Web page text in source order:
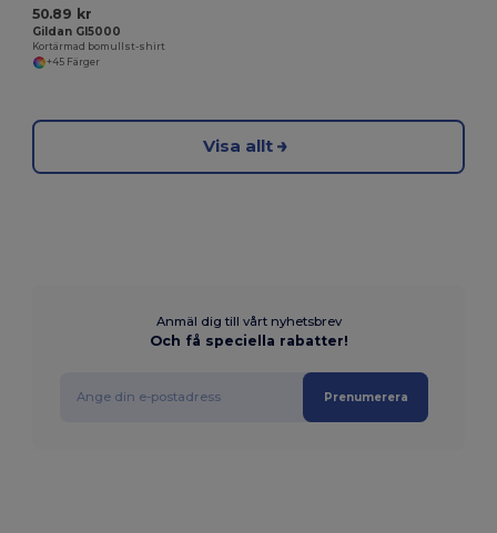
50.89 kr
Gildan GI5000
Kortärmad bomullst-shirt
+45 Färger
Visa allt
Anmäl dig till vårt nyhetsbrev
Och få speciella rabatter!
Prenumerera